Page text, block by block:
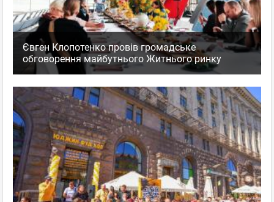
Євген Клопотенко провів громадське
обговорення майбутнього Житнього ринку